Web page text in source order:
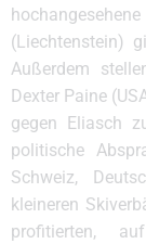
(Liechtenstein)
Außerdem
Dexter Paine
gegen Eliasch
politische
Schweiz,
kleineren
profitierten,